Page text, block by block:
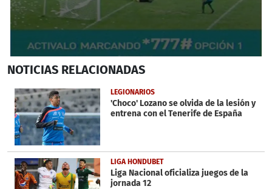
seconds
33
seconds
NOTICIAS RELACIONADAS
LEGIONARIOS
'Choco' Lozano se olvida de la lesión y
entrena con el Tenerife de España
LIGA HONDUBET
Liga Nacional oficializa juegos de la
jornada 12